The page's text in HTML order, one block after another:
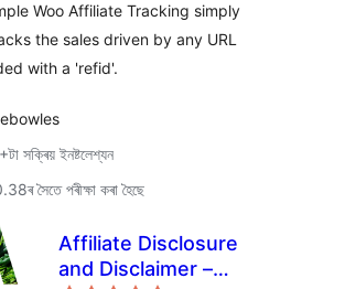
Woo Affiliate Tracking simply
the sales driven by any URL
with a 'refid'.
সক্ৰিয় ইনষ্টলেশ্যন
সৈতে পৰীক্ষা কৰা হৈছে
Affiliate Disclosure
and Disclaimer –